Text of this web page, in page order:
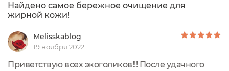
Найдено самое бережное очищение для
жирной кожи!
Melisskablog
19 ноября 2022
Приветствую всех экоголиков!!! После удачного